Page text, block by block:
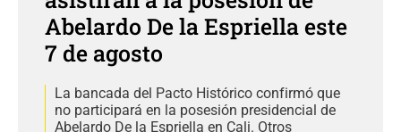
Abelardo De la Espriella este
7 de agosto
La bancada del Pacto Histórico confirmó que
no participará en la posesión presidencial de
Abelardo De la Espriella en Cali. Otros